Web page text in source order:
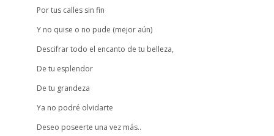
Por tus calles sin fin
Y no quise o no pude (mejor aún)
Descifrar todo el encanto de tu belleza,
De tu esplendor
De tu grandeza
Ya no podré olvidarte
Deseo poseerte una vez más..